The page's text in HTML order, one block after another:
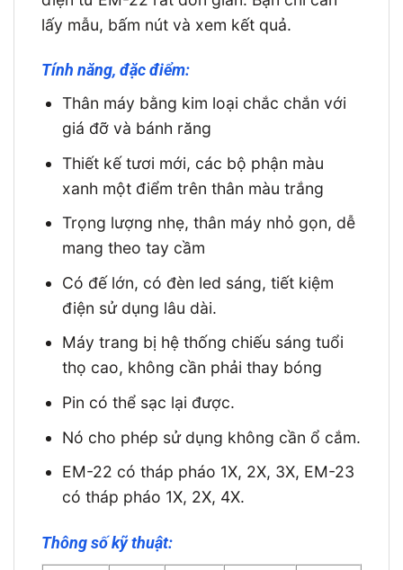
lấy mẫu, bấm nút và xem kết quả.
Tính năng, đặc điểm:
Thân máy bằng kim loại chắc chắn với
giá đỡ và bánh răng
Thiết kế tươi mới, các bộ phận màu
xanh một điểm trên thân màu trắng
Trọng lượng nhẹ, thân máy nhỏ gọn, dễ
mang theo tay cầm
Có đế lớn, có đèn led sáng, tiết kiệm
điện sử dụng lâu dài.
Máy trang bị hệ thống chiếu sáng tuổi
thọ cao, không cần phải thay bóng
Pin có thể sạc lại được.
Nó cho phép sử dụng không cần ổ cắm.
EM-22 có tháp pháo 1X, 2X, 3X, EM-23
có tháp pháo 1X, 2X, 4X.
Thông số kỹ thuật: